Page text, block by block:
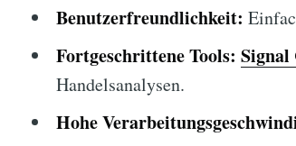
Benutzerfreundlichkeit:
Fortgeschrittene Tools: Signal
Handelsanalysen.
Hohe